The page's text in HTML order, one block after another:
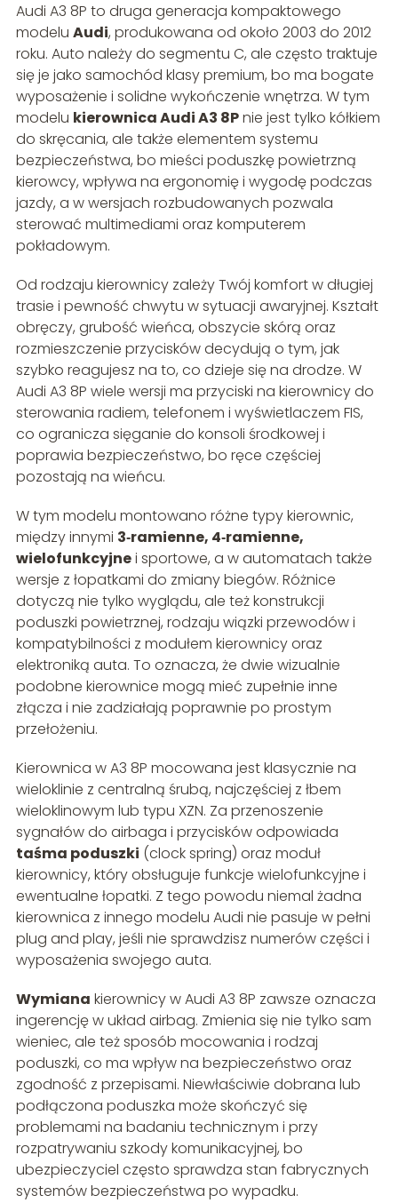
Audi A3 8P to druga generacja kompaktowego
modelu Audi, produkowana od około 2003 do 2012
roku. Auto należy do segmentu C, ale często traktuje
się je jako samochód klasy premium, bo ma bogate
wyposażenie i solidne wykończenie wnętrza. W tym
modelu kierownica Audi A3 8Pnie jest tylko kółkiem
do skręcania, ale także elementem systemu
bezpieczeństwa, bo mieści poduszkę powietrzną
kierowcy, wpływa na ergonomię i wygodę podczas
jazdy, a w wersjach rozbudowanych pozwala
sterować multimediami oraz komputerem
pokładowym.
Od rodzaju kierownicy zależy Twój komfort w długiej
trasie i pewność chwytu w sytuacji awaryjnej. Kształt
obręczy, grubość wieńca, obszycie skórą oraz
rozmieszczenie przycisków decydują o tym, jak
szybko reagujesz na to, co dzieje się na drodze. W
Audi A3 8P wiele wersji ma przyciski na kierownicy do
sterowania radiem, telefonem i wyświetlaczem FIS,
co ogranicza sięganie do konsoli środkowej i
poprawia bezpieczeństwo, bo ręce częściej
pozostają na wieńcu.
W tym modelu montowano różne typy kierownic,
między innymi 3‑ramienne, 4‑ramienne,
wielofunkcyjnei sportowe, a w automatach także
wersje z łopatkami do zmiany biegów. Różnice
dotyczą nie tylko wyglądu, ale też konstrukcji
poduszki powietrznej, rodzaju wiązki przewodów i
kompatybilności z modułem kierownicy oraz
elektroniką auta. To oznacza, że dwie wizualnie
podobne kierownice mogą mieć zupełnie inne
złącza i nie zadziałają poprawnie po prostym
przełożeniu.
Kierownica w A3 8P mocowana jest klasycznie na
wieloklinie z centralną śrubą, najczęściej z łbem
wieloklinowym lub typu XZN. Za przenoszenie
sygnałów do airbaga i przycisków odpowiada
taśma poduszki (clock spring) oraz moduł
kierownicy, który obsługuje funkcje wielofunkcyjne i
ewentualne łopatki. Z tego powodu niemal żadna
kierownica z innego modelu Audi nie pasuje w pełni
plug and play, jeśli nie sprawdzisz numerów części i
wyposażenia swojego auta.
Wymiana kierownicy w Audi A3 8P zawsze oznacza
ingerencję w układ airbag. Zmienia się nie tylko sam
wieniec, ale też sposób mocowania i rodzaj
poduszki, co ma wpływ na bezpieczeństwo oraz
zgodność z przepisami. Niewłaściwie dobrana lub
podłączona poduszka może skończyć się
problemami na badaniu technicznym i przy
rozpatrywaniu szkody komunikacyjnej, bo
ubezpieczyciel często sprawdza stan fabrycznych
systemów bezpieczeństwa po wypadku.